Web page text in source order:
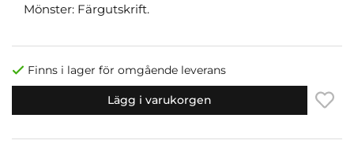
Mönster: Färgutskrift.
Finns i lager för omgående leverans
Lägg i varukorgen